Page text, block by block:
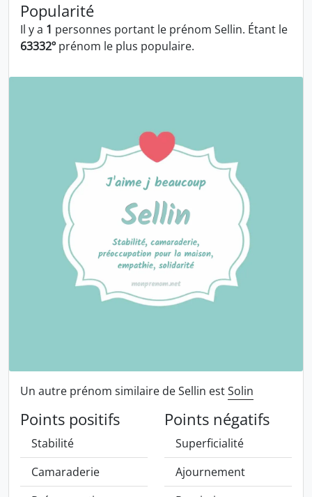
Popularité
Il y a 1 personnes portant le prénom Sellin. Étant le
63332º prénom le plus populaire.
Un autre prénom similaire de Sellin estSolin
Points positifs
Stabilité
Camaraderie
Points négatifs
Superficialité
Ajournement